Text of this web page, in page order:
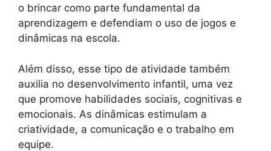
o brincar como parte fundamental da
aprendizagem e defendiam o uso de jogos e
dinâmicas na escola.
Além disso, esse tipo de atividade também
auxilia no desenvolvimento infantil, uma vez
que promove habilidades sociais, cognitivas e
emocionais. As dinâmicas estimulam a
criatividade, a comunicação e o trabalho em
equipe.